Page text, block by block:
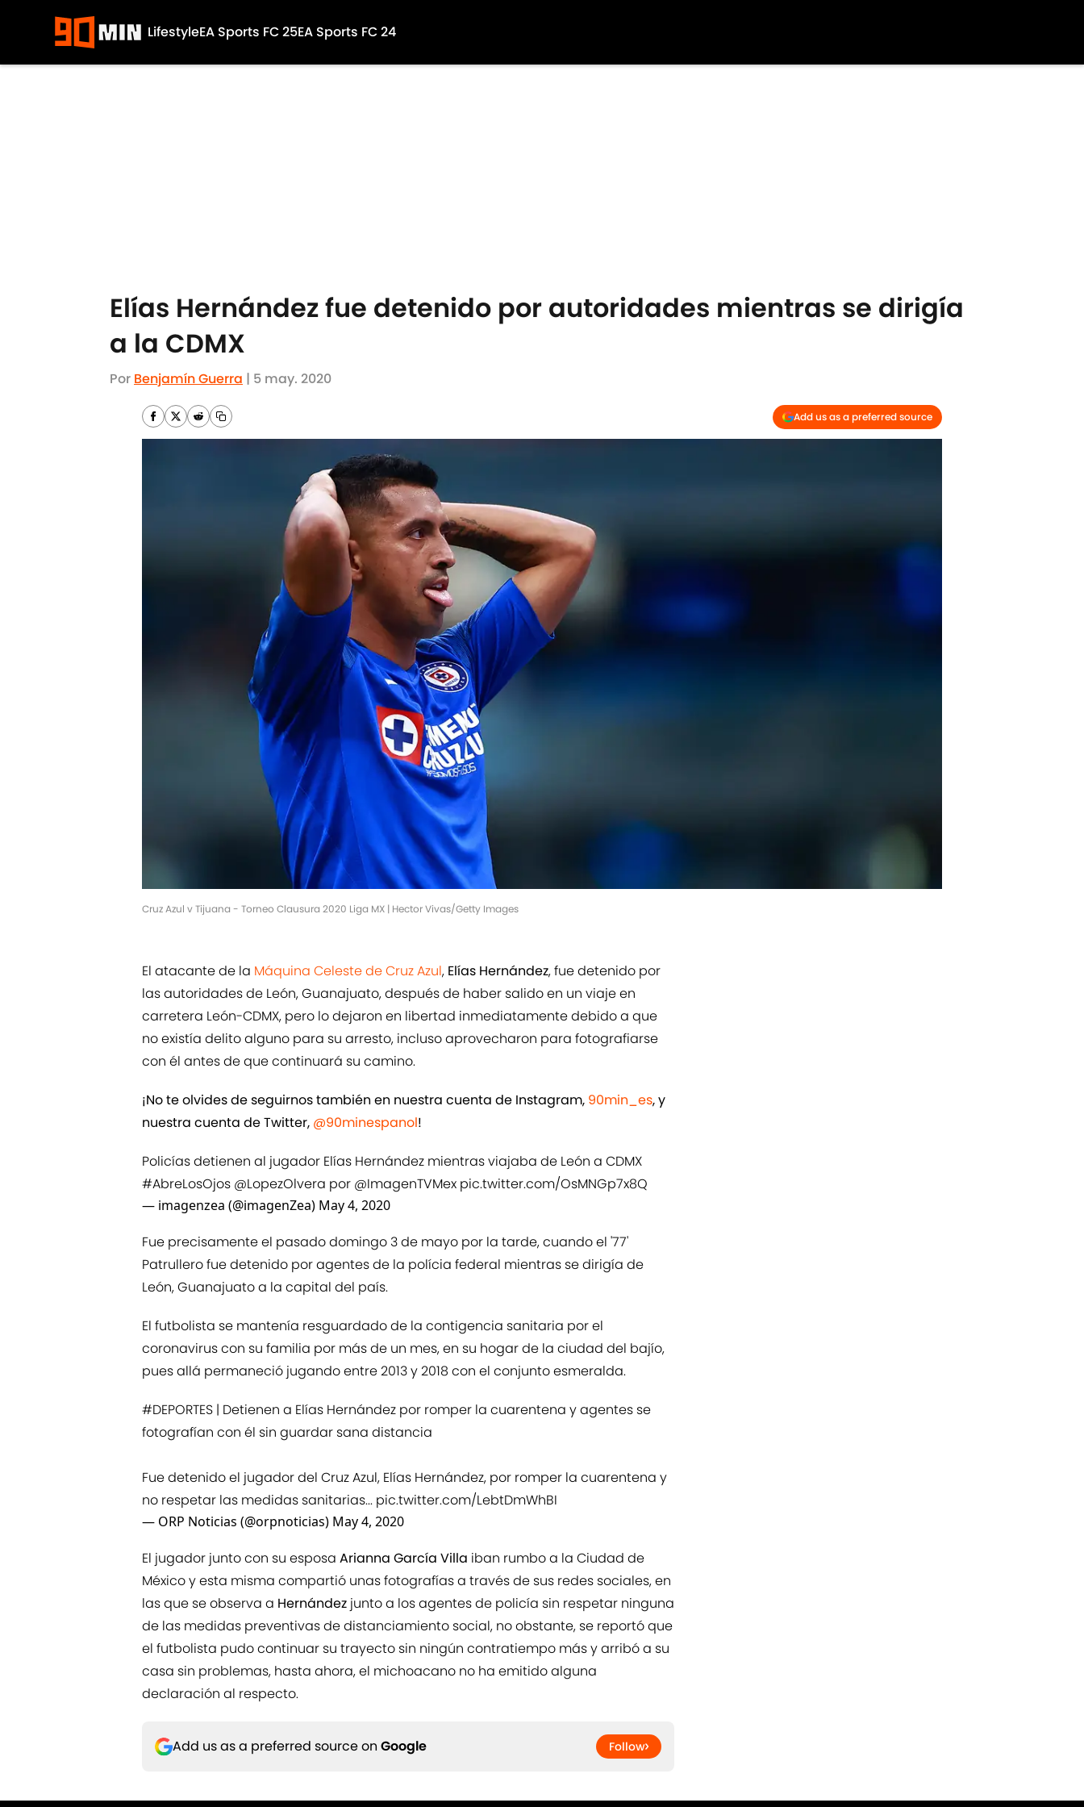
LifestyleEA Sports FC 25EA Sports FC 24
Elías Hernández fue detenido por autoridades mientras se dirigía
a la CDMX
Por Benjamín Guerra | 5 may. 2020
Add us as a preferred source
Cruz Azul v Tijuana - Torneo Clausura 2020 Liga MX | Hector Vivas/Getty Images
El atacante de la Máquina Celeste de Cruz Azul, Elías Hernández, fue detenido por
las autoridades de León, Guanajuato, después de haber salido en un viaje en
carretera León-CDMX, pero lo dejaron en libertad inmediatamente debido a que
no existía delito alguno para su arresto, incluso aprovecharon para fotografiarse
con él antes de que continuará su camino.
¡No te olvides de seguirnos también en nuestra cuenta de Instagram, 90min_es, y
nuestra cuenta de Twitter, @90minespanol!
Policías detienen al jugador Elías Hernández mientras viajaba de León a CDMX
#AbreLosOjos @LopezOlvera por @ImagenTVMex pic.twitter.com/OsMNGp7x8Q
— imagenzea (@imagenZea) May 4, 2020
Fue precisamente el pasado domingo 3 de mayo por la tarde, cuando el '77'
Patrullero fue detenido por agentes de la polícia federal mientras se dirigía de
León, Guanajuato a la capital del país.
El futbolista se mantenía resguardado de la contigencia sanitaria por el
coronavirus con su familia por más de un mes, en su hogar de la ciudad del bajío,
pues allá permaneció jugando entre 2013 y 2018 con el conjunto esmeralda.
#DEPORTES | Detienen a Elías Hernández por romper la cuarentena y agentes se
fotografían con él sin guardar sana distancia
Fue detenido el jugador del Cruz Azul, Elías Hernández, por romper la cuarentena y
no respetar las medidas sanitarias... pic.twitter.com/LebtDmWhBI
— ORP Noticias (@orpnoticias) May 4, 2020
El jugador junto con su esposa Arianna García Villa iban rumbo a la Ciudad de
México y esta misma compartió unas fotografías a través de sus redes sociales, en
las que se observa a Hernández junto a los agentes de policía sin respetar ninguna
de las medidas preventivas de distanciamiento social, no obstante, se reportó que
el futbolista pudo continuar su trayecto sin ningún contratiempo más y arribó a su
casa sin problemas, hasta ahora, el michoacano no ha emitido alguna
declaración al respecto.
Add us as a preferred source on Google Follow